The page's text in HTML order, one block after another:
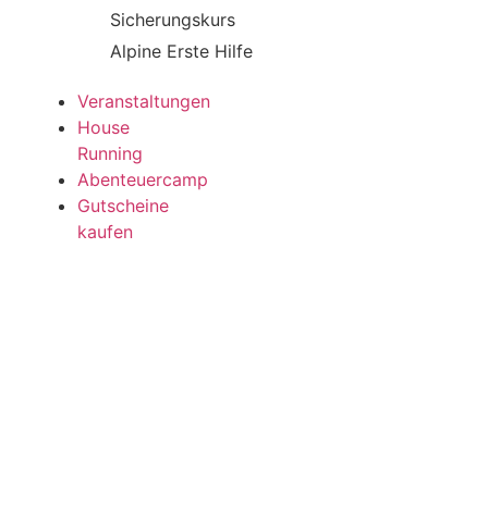
Sicherungskurs
Alpine Erste Hilfe
Veranstaltungen
House
Running
Abenteuercamp
Gutscheine
kaufen